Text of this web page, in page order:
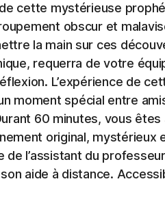
cette mystérieuse
obscur et
la main sur ces
requerra de votre
L’expérience de
moment spécial entre
60 minutes, vous êtes
original, mystérieux
de l’assistant du
aide à distance.